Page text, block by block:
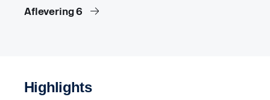
Aflevering 6
Highlights